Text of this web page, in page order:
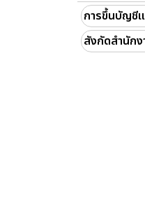
การขึ้นบัญชี
สังกัดสำนัก